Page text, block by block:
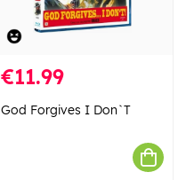
€11.99
God Forgives I Don`T